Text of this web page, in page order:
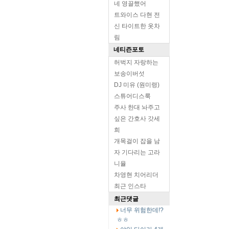
네 영끌했어
트와이스 다현 전
신 타이트한 옷차
림
네티즌포토
허벅지 자랑하는
보송이버섯
DJ 미유 (원미령)
스튜어디스룩
주사 한대 놔주고
싶은 간호사 갓세
희
개목걸이 잡을 남
자 기다리는 고라
니율
차영현 치어리더
최근 인스타
최근댓글
너무 위험한데!?
ㅎㅎ